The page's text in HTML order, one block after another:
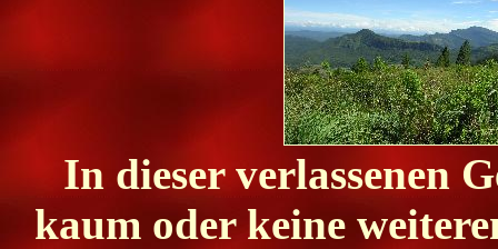
In dieser verlassenen
kaum oder keine